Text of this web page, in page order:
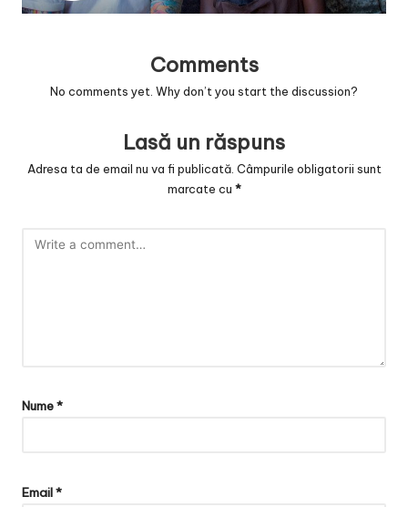
v
in
Comments
No comments yet. Why don’t you start the discussion?
Lasă un răspuns
Adresa ta de email nu va fi publicată. Câmpurile obligatorii sunt
marcate cu *
Nume*
Email*